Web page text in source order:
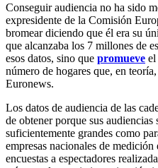
Conseguir audiencia no ha sido
expresidente de la Comisión
bromear diciendo que él era su
que alcanzaba los 7 millones de
esos datos, sino que promueve el
número de hogares que, en
Euronews.
Los datos de audiencia de las
de obtener porque sus
suficientemente grandes como
empresas nacionales de
encuestas a espectadores